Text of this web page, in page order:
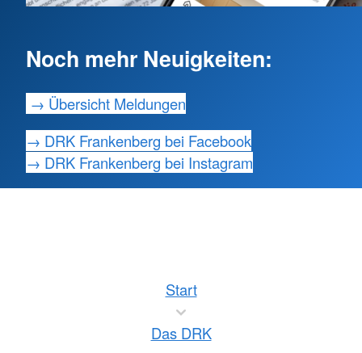
Noch mehr Neuigkeiten:
→ Übersicht Meldungen
→ DRK Frankenberg bei Facebook
→ DRK Frankenberg bei Instagram
Start
Das DRK